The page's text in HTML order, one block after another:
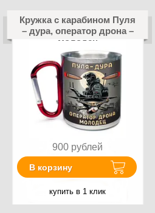
Кружка с карабином Пуля
– дура, оператор дрона –
молодец
900 рублей
В корзину
купить в 1 клик